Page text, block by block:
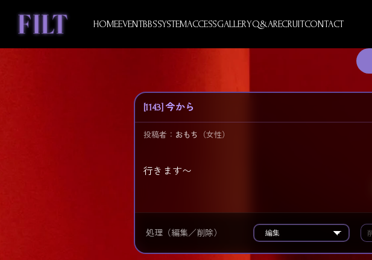
content
HOMEEVENTBBSSYSTEMACCESSGALLERYQ&ARECRUITCONTACT
[1143] 今から
投稿者： おもち （女性）
行きます〜
処理（編集／削除）